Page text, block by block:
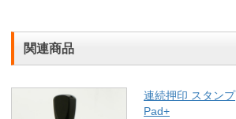
関連商品
連続押印 スタンプ
Pad+